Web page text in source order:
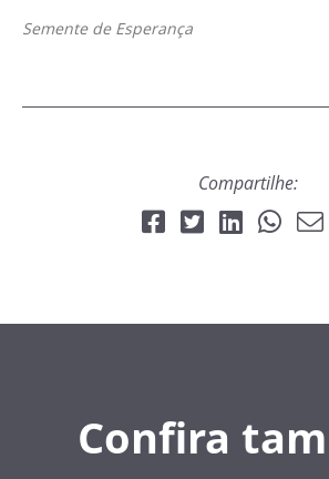
Semente de Esperança
Compartilhe:
Confira